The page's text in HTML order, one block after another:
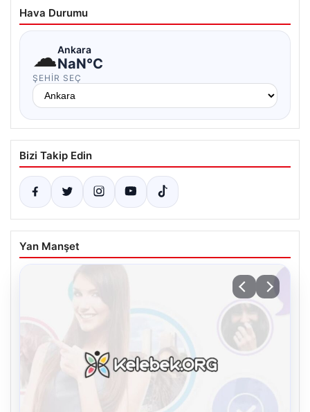
Hava Durumu
☁Ankara
NaN°C
ŞEHIR SEÇ
Bizi Takip Edin
Yan Manşet